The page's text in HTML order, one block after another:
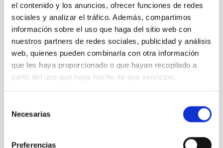
el contenido y los anuncios, ofrecer funciones de redes
sociales y analizar el tráfico. Además, compartimos
información sobre el uso que haga del sitio web con
nuestros partners de redes sociales, publicidad y análisis
web, quienes pueden combinarla con otra información
que les haya proporcionado o que hayan recopilado a
partir del uso que haya hecho de sus servicios.
Necesarias
Preferencias
TIPO DE NOTICIA
NOTA DE PRENSA
ÁMBITO
CIENCIA Y TECNOLOGÍA
Astrofísica molecular